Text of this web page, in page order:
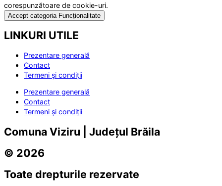
corespunzătoare de cookie-uri.
Accept categoria Funcționalitate
LINKURI UTILE
Prezentare generală
Contact
Termeni și condiții
Prezentare generală
Contact
Termeni și condiții
Comuna Viziru | Județul Brăila
© 2026
Toate drepturile rezervate